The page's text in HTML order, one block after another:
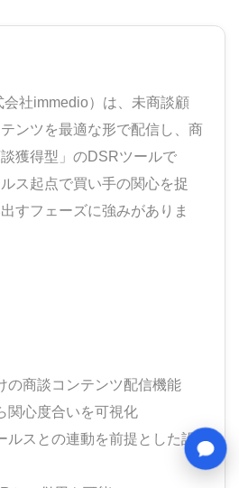
会社immedio）は、未商談顧
ンツを最適な形で配信し、商
獲得型」のDSRツールで
ス起点で買い手の関心を捉
すフェーズに強みがありま
の商談コンテンツ配信機能
関心度合いを可視化
ルスとの連動を前提とした設